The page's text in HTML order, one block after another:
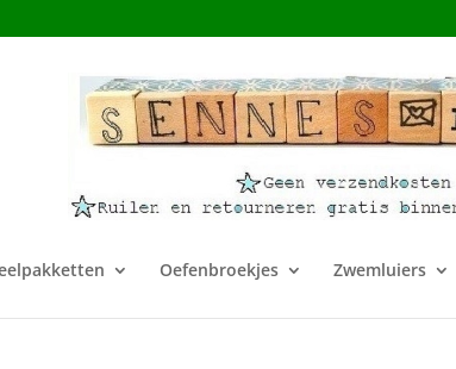
Oefenbroekjes Zwemluiers